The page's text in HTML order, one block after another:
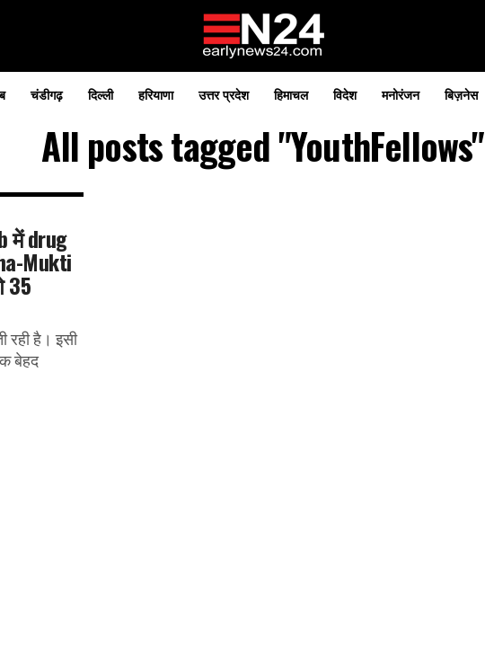
चंडीगढ़ दिल्ली हरियाणा उत्तर प्रदेश हिमाचल विदेश मनोरंजन बिज़नेस
All posts tagged "YouthFellows"
में drug
Mukti
35
रही है। इसी
बेहद